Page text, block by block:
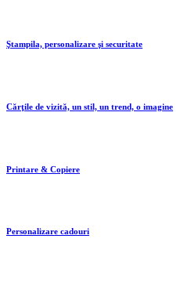
Ştampila, personalizare şi securitate
Cărţile de vizită, un stil, un trend, o imagine
Printare & Copiere
Personalizare cadouri